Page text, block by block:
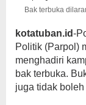
Bak terbuka
kotatuban.id-
Politik (Parpol)
menghadiri
bak terbuka.
juga tidak